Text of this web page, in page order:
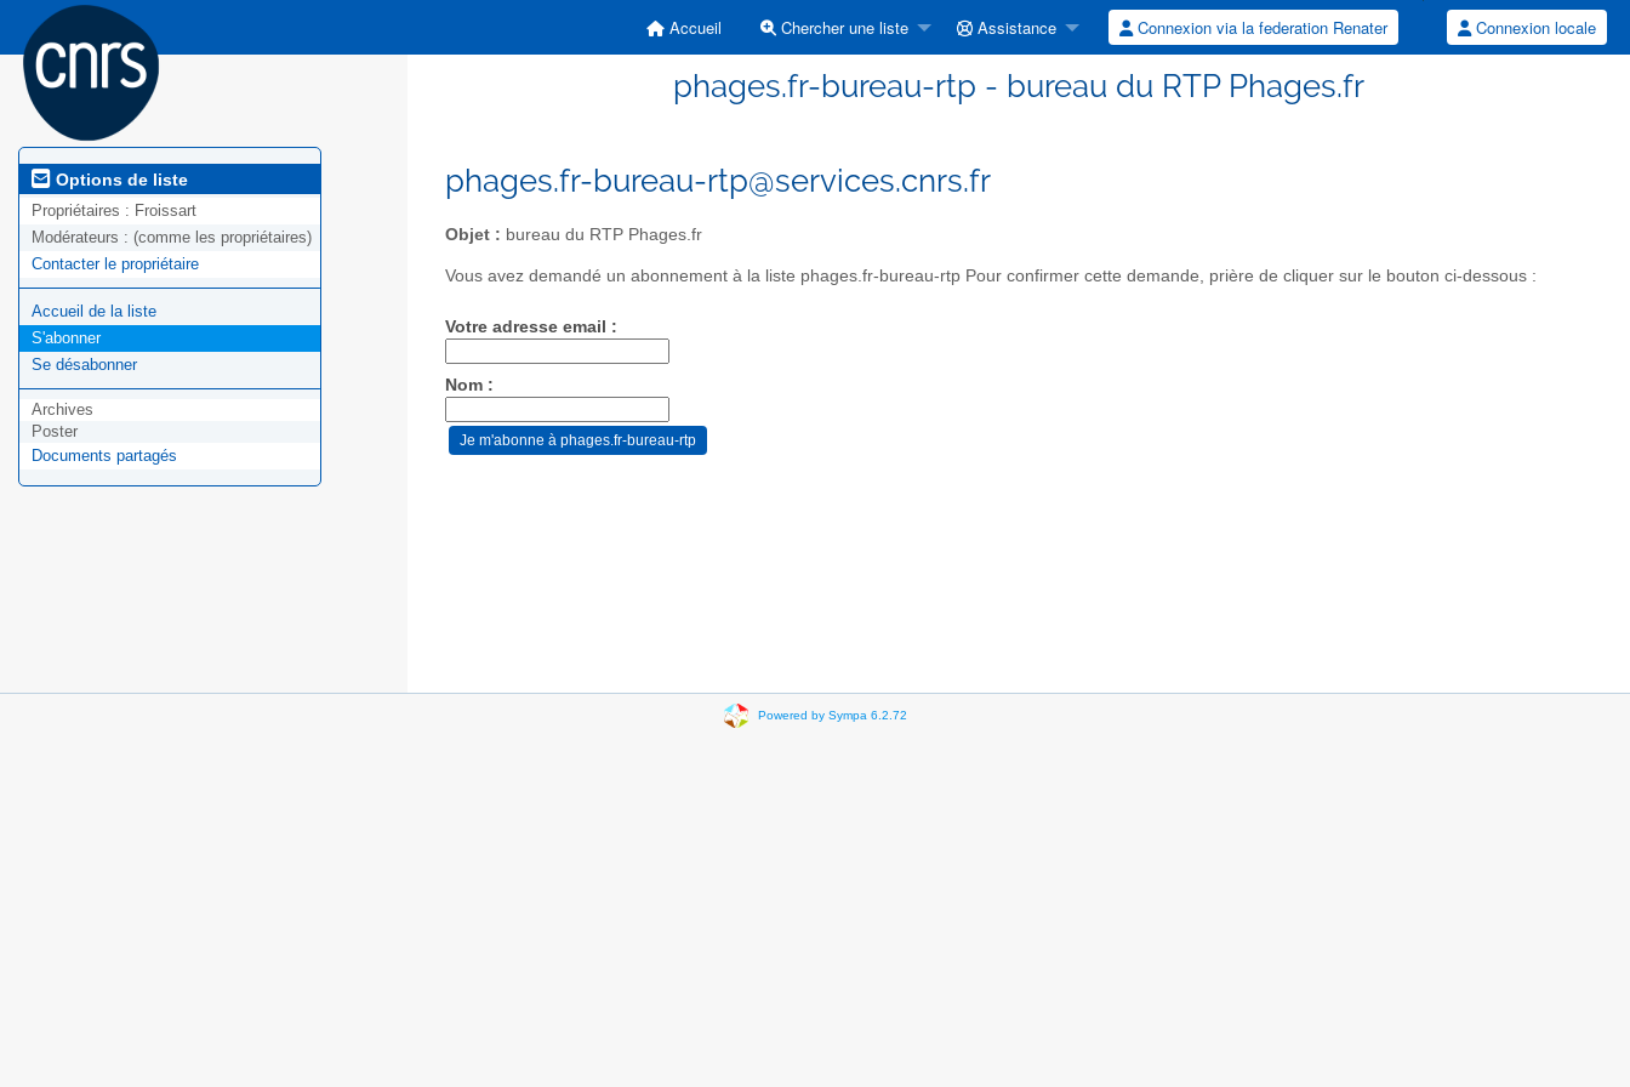
Accueil Chercher une liste Assistance Connexion via la federation Renater Connexion locale
phages.fr-bureau-rtp - bureau du RTP Phages.fr
Options de liste
Propriétaires : Froissart
Modérateurs : (comme les propriétaires)
Contacter le propriétaire
Accueil de la liste
S'abonner
Se désabonner
Archives
Poster
Documents partagés
phages.fr-bureau-rtp@services.cnrs.fr
Objet : bureau du RTP Phages.fr
Vous avez demandé un abonnement à la liste phages.fr-bureau-rtp Pour confirmer cette demande, prière de cliquer sur le bouton ci-dessous :
Votre adresse email :
Nom :
Powered by Sympa 6.2.72